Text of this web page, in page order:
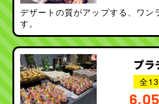
デザートの質がアップする、ワン
す。
プラ
全